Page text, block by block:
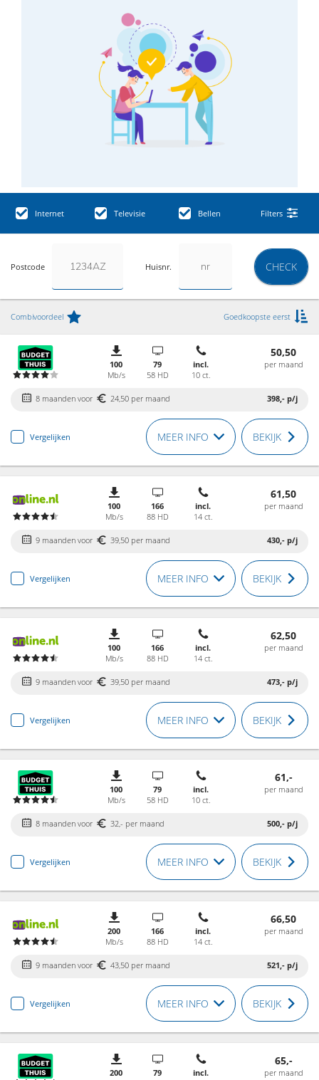
Internet Televisie Bellen Filters
Postcode Huisnr. CHECK
Combivoordeel Goedkoopste eerst
100
Mb/s
79
58 HD
incl.
10 ct.
50,50
per maand
8 maanden voor 24,50 per maand 398,- p/j
Vergelijken MEER INFO BEKIJK
100
Mb/s
166
88 HD
incl.
14 ct.
61,50
per maand
9 maanden voor 39,50 per maand 430,- p/j
Vergelijken MEER INFO BEKIJK
100
Mb/s
166
88 HD
incl.
14 ct.
62,50
per maand
9 maanden voor 39,50 per maand 473,- p/j
Vergelijken MEER INFO BEKIJK
100
Mb/s
79
58 HD
incl.
10 ct.
61,-
per maand
8 maanden voor 32,- per maand 500,- p/j
Vergelijken MEER INFO BEKIJK
200
Mb/s
166
88 HD
incl.
14 ct.
66,50
per maand
9 maanden voor 43,50 per maand 521,- p/j
Vergelijken MEER INFO BEKIJK
200
79
incl.
65,-
per maand